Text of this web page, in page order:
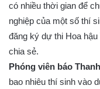
có nhiều thời gian để
nghiệp của một số thí
đăng ký dự thi Hoa
chia sẻ.
Phóng viên báo
bao nhiêu thí sinh vào